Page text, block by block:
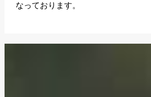
なっております。